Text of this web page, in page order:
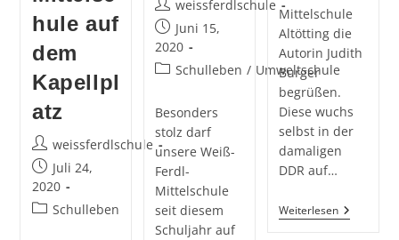
hule auf
dem
Kapellpl
atz
Beitrags-
Autor:
weissferdlschule
Beitrag
veröffentlicht:
Juli 24,
2020
Beitrags-
Schulleben
Beitrags-
Autor:
weissferdlschule
Beitrag
veröffentlicht:
Juni 15,
2020
Beitrags-
Schulleben / Umweltschule
Besonders
stolz darf
unsere Weiß-
Ferdl-
Mittelschule
seit diesem
Schuljahr auf
Mittelschule
Altötting die
Autorin Judith
Burger
begrüßen.
Diese wuchs
selbst in der
damaligen
DDR auf…
Weiterlesen
Von